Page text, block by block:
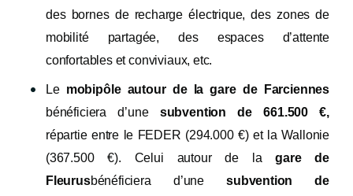
des bornes de recharge électrique, des zones de
mobilité partagée, des espaces d’attente
confortables et conviviaux, etc.
Le mobipôle autour de la gare de Farciennes
bénéficiera d’une subvention de 661.500 €,
répartie entre le FEDER (294.000 €) et la Wallonie
(367.500 €). Celui autour de lagare de
Fleurusbénéficiera d’unesubvention de